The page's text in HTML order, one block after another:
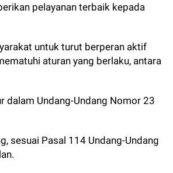
pelayanan terbaik kepada
untuk turut berperan aktif
aturan yang berlaku, antara
dalam Undang-Undang Nomor 23
sesuai Pasal 114 Undang-Undang